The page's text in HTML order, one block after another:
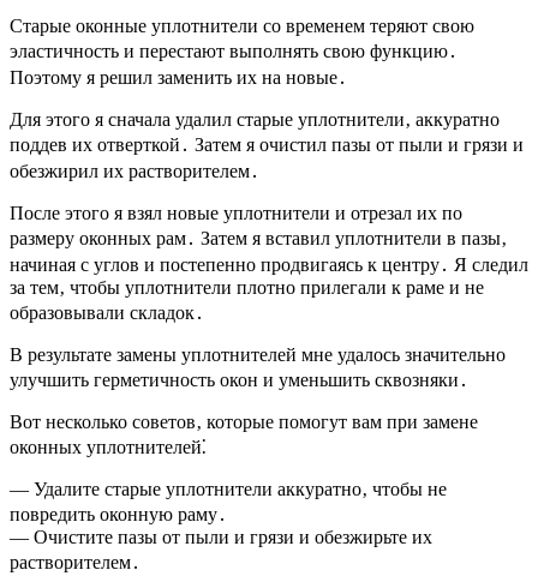
Старые оконные уплотнители со временем теряют свою
эластичность и перестают выполнять свою функцию․
Поэтому я решил заменить их на новые․
Для этого я сначала удалил старые уплотнители‚ аккуратно
поддев их отверткой․ Затем я очистил пазы от пыли и грязи и
обезжирил их растворителем․
После этого я взял новые уплотнители и отрезал их по
размеру оконных рам․ Затем я вставил уплотнители в пазы‚
начиная с углов и постепенно продвигаясь к центру․ Я следил
за тем‚ чтобы уплотнители плотно прилегали к раме и не
образовывали складок․
В результате замены уплотнителей мне удалось значительно
улучшить герметичность окон и уменьшить сквозняки․
Вот несколько советов‚ которые помогут вам при замене
оконных уплотнителей⁚
— Удалите старые уплотнители аккуратно‚ чтобы не
повредить оконную раму․
— Очистите пазы от пыли и грязи и обезжирьте их
растворителем․